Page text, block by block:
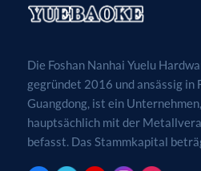
Die Foshan Nanhai Yuelu
gegründet 2016 und ansässig in
Guangdong, ist ein
hauptsächlich mit der
befasst. Das Stammkapital